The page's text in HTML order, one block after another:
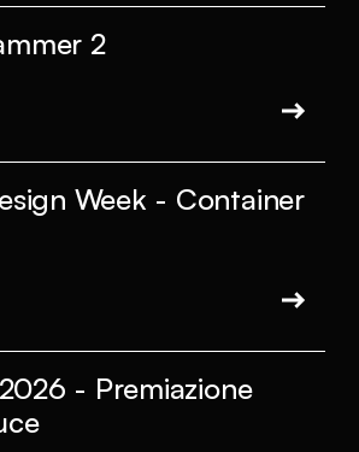
2
Week - Container
- Premiazione